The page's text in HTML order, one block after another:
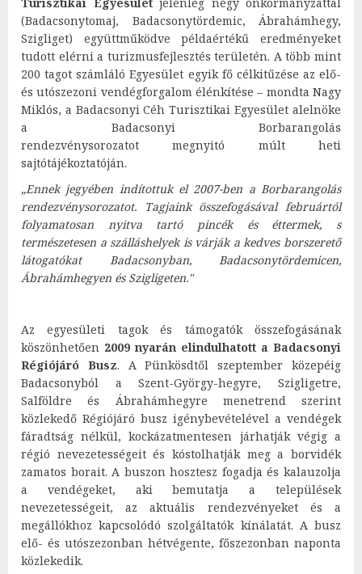
(Badacsonytomaj, Badacsonytördemic, Ábrahámhegy,
Szigliget) együttműködve példaértékű eredményeket
tudott elérni a turizmusfejlesztés területén. A több mint
200 tagot számláló Egyesület egyik fő célkitűzése az elő-
és utószezoni vendégforgalom élénkítése – mondta Nagy
Miklós, a Badacsonyi Céh Turisztikai Egyesület alelnöke
a Badacsonyi Borbarangolás
rendezvénysorozatot megnyitó múlt heti
sajtótájékoztatóján.
„Ennek jegyében indítottuk el 2007-ben a Borbarangolás
rendezvénysorozatot. Tagjaink összefogásával februártól
folyamatosan nyitva tartó pincék és éttermek, s
természetesen a szálláshelyek is várják a kedves borszerető
látogatókat Badacsonyban, Badacsonytördemicen,
Ábrahámhegyen és Szigligeten."
Az egyesületi tagok és támogatók összefogásának
köszönhetően 2009 nyarán elindulhatott a Badacsonyi
Régiójáró Busz. A Pünkösdtől szeptember közepéig
Badacsonyból a Szent-György-hegyre, Szigligetre,
Salföldre és Ábrahámhegyre menetrend szerint
közlekedő Régiójáró busz igénybevételével a vendégek
fáradtság nélkül, kockázatmentesen járhatják végig a
régió nevezetességeit és kóstolhatják meg a borvidék
zamatos borait. A buszon hosztesz fogadja és kalauzolja
a vendégeket, aki bemutatja a települések
nevezetességeit, az aktuális rendezvényeket és a
megállókhoz kapcsolódó szolgáltatók kínálatát. A busz
elő- és utószezonban hétvégente, főszezonban naponta
közlekedik.